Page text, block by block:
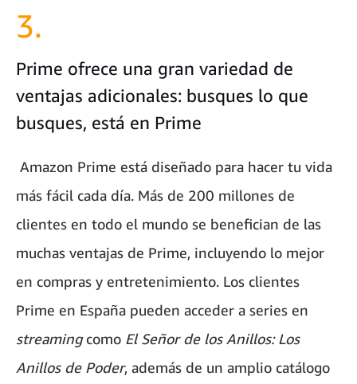
3.
Prime ofrece una gran variedad de
ventajas adicionales: busques lo que
busques, está en Prime
Amazon Prime está diseñado para hacer tu vida
más fácil cada día. Más de 200 millones de
clientes en todo el mundo se benefician de las
muchas ventajas de Prime, incluyendo lo mejor
en compras y entretenimiento. Los clientes
Prime en España pueden acceder a series en
streamingcomo El Señor de los Anillos: Los
Anillos de Poder, además de un amplio catálogo